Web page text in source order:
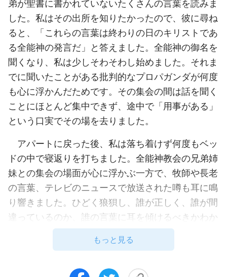
弟が聖書に書かれていないたくさんの言葉を読みま
した。私はその出所を知りたかったので、彼に尋ね
ると、「これらの言葉は終わりの日のキリストであ
る全能神の発言だ」と答えました。全能神の御名を
聞くなり、私は少しそわそわし始めました。それま
でに聞いたことがある批判的なプロパガンダが何度
も心に浮かんだためです。その集会の間は話を聞く
ことにほとんど集中できず、途中で「用事がある」
という口実でその場を去りました。
アパートに戻った後、私は落ち着けず何度もベッ
ドの中で寝返りを打ちました。全能神教会の兄弟姉
妹との集会の場面が心に浮かぶ一方で、牧師や長老
の言葉、テレビのニュースで放送された噂も耳に鳴
り響きました。ひどく狼狽し、誰が正しく、誰が間
違っているのか、誰の言葉に耳を傾けるべきかわか
りませんでした。
その後、スマホを付けて、非常に信頼していたサ
イトであるウィキペディアで検索をしました。そこ
もっと見る